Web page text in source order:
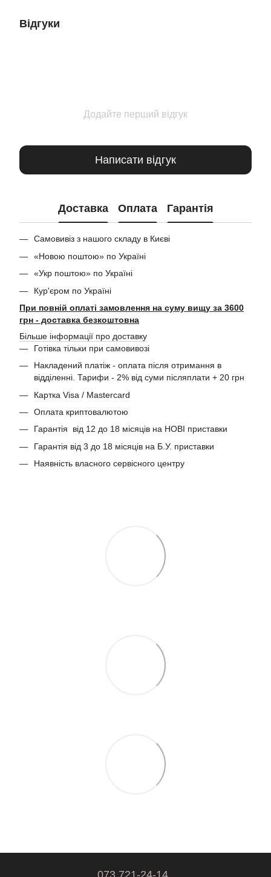
Відгуки
Додайте перший відгук
Написати відгук
Доставка Оплата Гарантія
Самовивіз з нашого складу в Києві
«Новою поштою» по Україні
«Укр поштою» по Україні
Кур'єром по Україні
При повній оплаті замовлення на суму вищу за 3600
грн - доставка безкоштовна
Більше інформації про доставку
Готівка тільки при самовивозі
Накладений платіж - оплата після отримання в
відділенні. Тарифи - 2% від суми післяплати + 20 грн
Картка Visa / Mastercard
Оплата криптовалютою
Гарантія від 12 до 18 місяців на НОВІ приставки
Гарантія від 3 до 18 місяців на Б.У. приставки
Наявність власного сервісного центру
073 721-24-14